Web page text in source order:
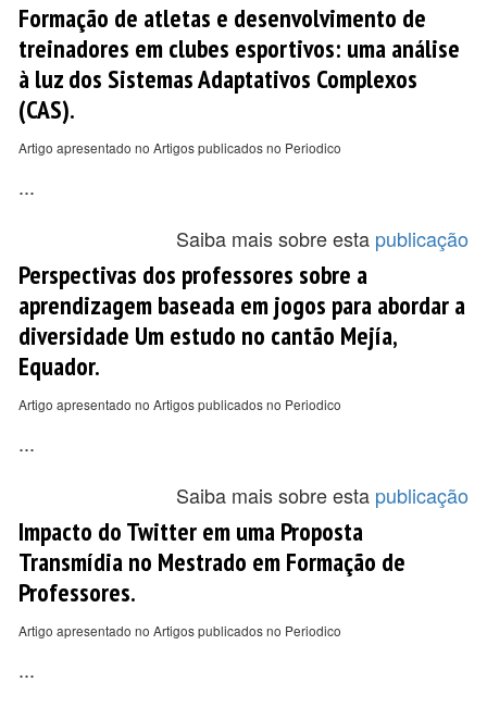
Formação de atletas e desenvolvimento de
treinadores em clubes esportivos: uma análise
à luz dos Sistemas Adaptativos Complexos
(CAS).
Artigo apresentado no Artigos publicados no Periodico
...
Saiba mais sobre esta publicação
Perspectivas dos professores sobre a
aprendizagem baseada em jogos para abordar a
diversidade Um estudo no cantão Mejía,
Equador.
Artigo apresentado no Artigos publicados no Periodico
...
Saiba mais sobre esta publicação
Impacto do Twitter em uma Proposta
Transmídia no Mestrado em Formação de
Professores.
Artigo apresentado no Artigos publicados no Periodico
...